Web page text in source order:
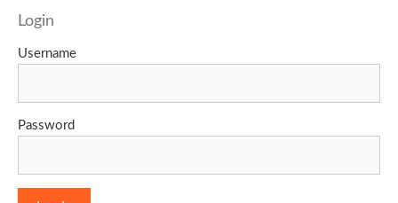
Login
Username
Password